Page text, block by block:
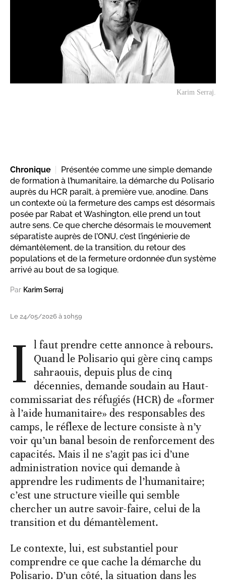
Karim Serraj.
Chronique
Présentée comme une simple demande
de formation à l’humanitaire, la démarche du Polisario
auprès du HCR paraît, à première vue, anodine. Dans
un contexte où la fermeture des camps est désormais
posée par Rabat et Washington, elle prend un tout
autre sens. Ce que cherche désormais le mouvement
séparatiste auprès de l’ONU, c’est l’ingénierie de
démantèlement, de la transition, du retour des
populations et de la fermeture ordonnée d’un système
arrivé au bout de sa logique.
Par Karim Serraj
Le 24/05/2026 à 10h59
I l faut prendre cette annonce à rebours.
Quand le Polisario qui gère cinq camps
sahraouis, depuis plus de cinq
décennies, demande soudain au Haut-
commissariat des réfugiés (HCR) de «former
à l’aide humanitaire» des responsables des
camps, le réflexe de lecture consiste à n’y
voir qu’un banal besoin de renforcement des
capacités. Mais il ne s’agit pas ici d’une
administration novice qui demande à
apprendre les rudiments de l’humanitaire;
c’est une structure vieille qui semble
chercher un autre savoir-faire, celui de la
transition et du démantèlement.
Le contexte, lui, est substantiel pour
comprendre ce que cache la démarche du
Polisario. D’un côté, la situation dans les